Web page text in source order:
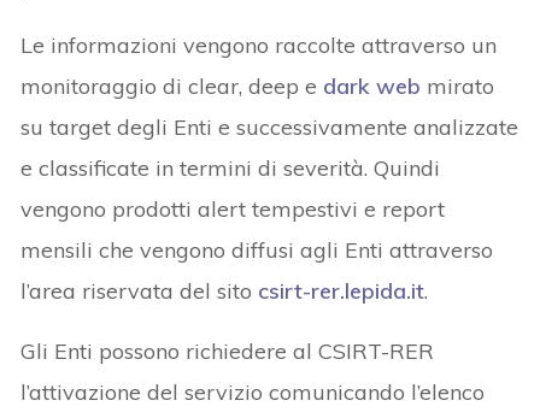
Le informazioni vengono raccolte attraverso un
monitoraggio di clear, deep e dark web mirato
su target degli Enti e successivamente analizzate
e classificate in termini di severità. Quindi
vengono prodotti alert tempestivi e report
mensili che vengono diffusi agli Enti attraverso
l’area riservata del sito csirt-rer.lepida.it.
Gli Enti possono richiedere al CSIRT-RER
l’attivazione del servizio comunicando l’elenco